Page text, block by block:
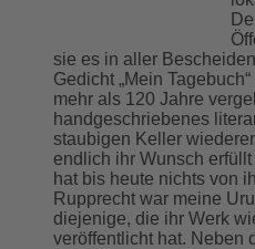
sie es in aller
Gedicht „Mein
mehr als 120 Jahre
handgeschriebenes
staubigen Keller
endlich ihr Wunsch
hat bis heute nichts von
Rupprecht war meine
diejenige, die ihr Werk
veröffentlicht hat. Neben